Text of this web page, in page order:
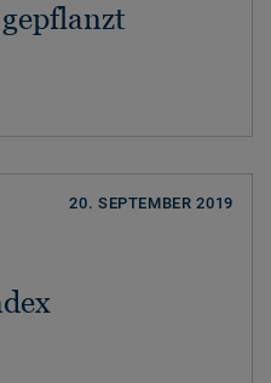
20. SEPTEMBER 2019